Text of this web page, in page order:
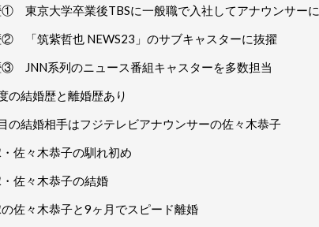
東京大学卒業後TBSに一般職で入社してアナウンサーに
② 「筑紫哲也 NEWS23」のサブキャスターに抜擢
③ JNN系列のニュース番組キャスターを多数担当
の結婚歴と離婚歴あり
の結婚相手はフジテレビアナウンサーの佐々木恭子
佐々木恭子の馴れ初め
佐々木恭子の結婚
佐々木恭子と9ヶ月でスピード離婚